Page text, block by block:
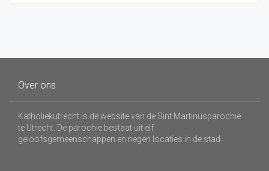
Over ons
Katholiekutrecht is de website van de Sint Martinusparochie
te Utrecht. De parochie bestaat uit elf
geloofsgemeenschappen en negen locaties in de stad.